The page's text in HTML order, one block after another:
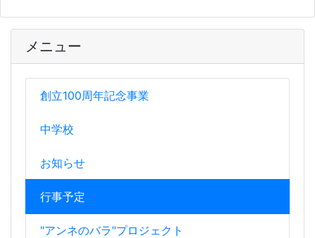
メニュー
創立100周年記念事業
中学校
お知らせ
行事予定
"アンネのバラ"プロジェクト